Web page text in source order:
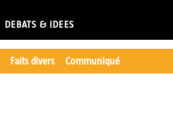
DEBATS & IDEES
Faits divers Communiqué